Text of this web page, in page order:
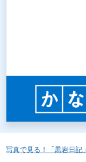
写真で見る！「黒岩日記」